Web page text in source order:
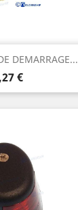
DEMARRAGE...
€
rapide